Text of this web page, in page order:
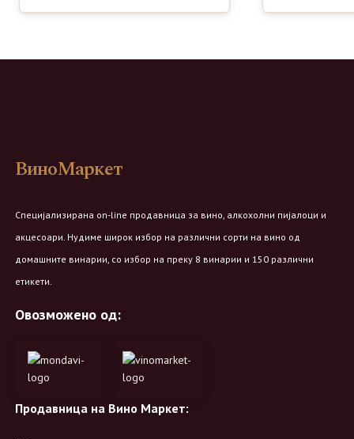
ВиноМаркет
Специјализирана on-line продавница за вино, алкохолни пијалоци и
акцесоари. Нудиме широк избор на различни сорти на вино од
домашните винарии, со избор на преку 8 винарии и 150 различни
етикети.
Овозможено од:
Продавница на Вино Маркет: